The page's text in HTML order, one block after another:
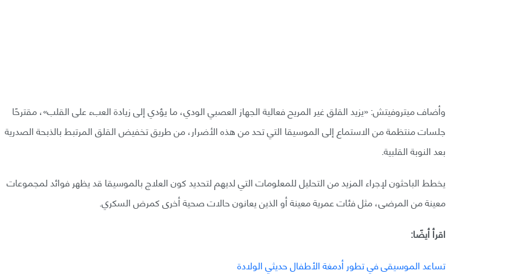
وأضاف ميتروفيتش: «يزيد القلق غير المريح فعالية الجهاز العصبي الودي، ما يؤدي إلى زيادة العبء على القلب»، مقترحًا
جلسات منتظمة من الاستماع إلى الموسيقا التي تحد من هذه الأضرار، من طريق تخفيض القلق المرتبط بالذبحة الصدرية
بعد النوبة القلبية.
يخطط الباحثون لإجراء المزيد من التحليل للمعلومات التي لديهم لتحديد كون العلاج بالموسيقا قد يظهر فوائد لمجموعات
معينة من المرضى، مثل فئات عمرية معينة أو الذين يعانون حالات صحية أخرى كمرض السكري.
اقرأ أيضًا:
تساعد الموسيقى في تطور أدمغة الأطفال حديثي الولادة